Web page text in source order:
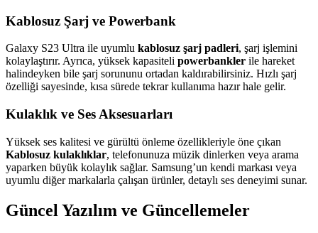
Kablosuz Şarj ve Powerbank
Galaxy S23 Ultra ile uyumlu kablosuz şarj padleri, şarj işlemini
kolaylaştırır. Ayrıca, yüksek kapasiteli powerbankler ile hareket
halindeyken bile şarj sorununu ortadan kaldırabilirsiniz. Hızlı şarj
özelliği sayesinde, kısa sürede tekrar kullanıma hazır hale gelir.
Kulaklık ve Ses Aksesuarları
Yüksek ses kalitesi ve gürültü önleme özellikleriyle öne çıkan
Kablosuz kulaklıklar, telefonunuza müzik dinlerken veya arama
yaparken büyük kolaylık sağlar. Samsung’un kendi markası veya
uyumlu diğer markalarla çalışan ürünler, detaylı ses deneyimi sunar.
Güncel Yazılım ve Güncellemeler